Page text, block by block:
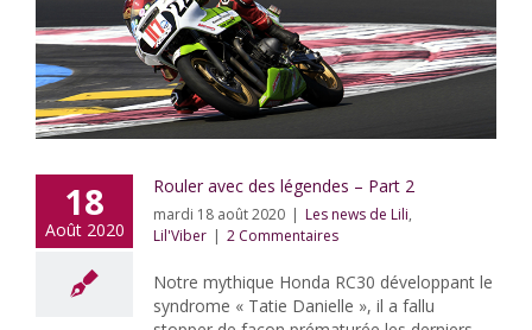
18
Août 2020
Rouler avec des légendes – Part 2
mardi 18 août 2020 Les news de Lili,
Lil'Viber
2 Commentaires
Notre mythique Honda RC30 développant le
syndrome « Tatie Danielle », il a fallu